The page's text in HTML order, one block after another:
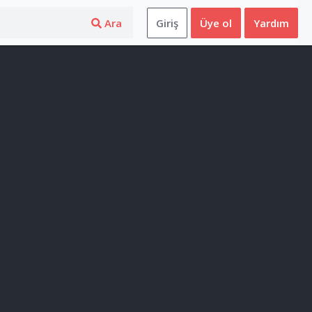
Ara Giriş Üye ol Yardım